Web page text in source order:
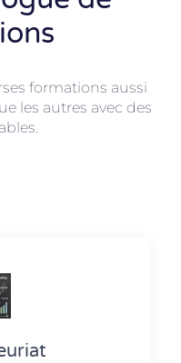
formations aussi
les autres avec des